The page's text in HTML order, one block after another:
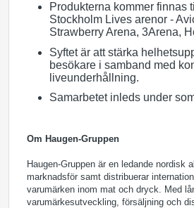
Produkterna kommer finnas
Stockholm Lives arenor -
Strawberry Arena, 3Arena,
Syftet är att stärka
besökare i samband med
liveunderhållning.
Samarbetet inleds under
Om Haugen-Gruppen
Haugen-Gruppen är en ledande nordisk
marknadsför samt distribuerar
varumärken inom mat och dryck. Med
varumärkesutveckling, försäljning och